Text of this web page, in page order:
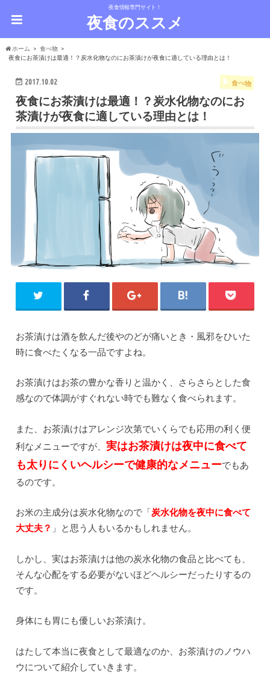
夜食情報専門サイト！
夜食のススメ
ホーム
食べ物
夜食にお茶漬けは最適！？炭水化物なのにお茶漬けが夜食に適している理由とは！
2017.10.02 食べ物
夜食にお茶漬けは最適！？炭水化物なのにお
茶漬けが夜食に適している理由とは！
お茶漬けは酒を飲んだ後やのどが痛いとき・風邪をひいた
時に食べたくなる一品ですよね。
お茶漬けはお茶の豊かな香りと温かく、さらさらとした食
感なので体調がすぐれない時でも難なく食べられます。
また、お茶漬けはアレンジ次第でいくらでも応用の利く便
利なメニューですが、実はお茶漬けは夜中に食べて
も太りにくいヘルシーで健康的なメニューでもあ
るのです。
お米の主成分は炭水化物なので「炭水化物を夜中に食べて
大丈夫？ 」と思う人もいるかもしれません。
しかし、実はお茶漬けは他の炭水化物の食品と比べても、
そんな心配をする必要がないほどヘルシーだったりするの
です。
身体にも胃にも優しいお茶漬け。
はたして本当に夜食として最適なのか、お茶漬けのノウハ
ウについて紹介していきます。